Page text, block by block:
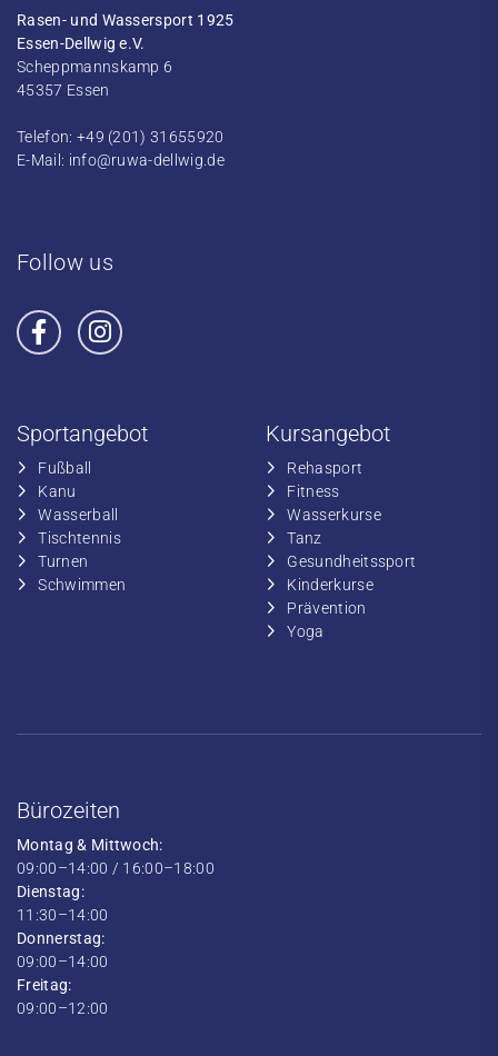
Rasen- und Wassersport 1925
Essen-Dellwig e.V.
Scheppmannskamp 6
45357 Essen
Telefon: +49 (201) 31655920
E-Mail: info@ruwa-dellwig.de
Follow us
Sportangebot
Fußball
​Kanu
​Wasserball
​Tischtennis
​​Turnen
​​Schwimmen
Kursangebot
​Rehasport
​​Fitness
​​Wasserkurse
​​Tanz
​Gesundheitssport
​Kinderkurse
Prävention
Yoga
Bürozeiten
Montag & Mittwoch:
09:00–14:00 / 16:00–18:00
Dienstag:
11:30–14:00
Donnerstag:
09:00–14:00
Freitag:
09:00–12:00